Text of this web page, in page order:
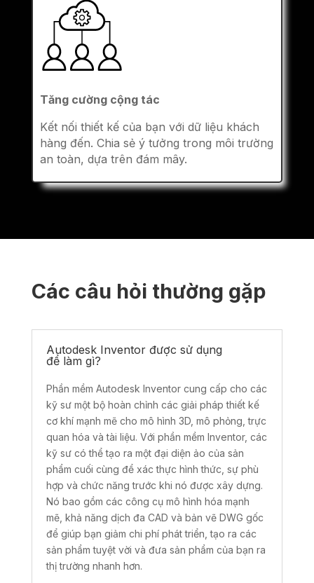
Tăng cường cộng tác
Kết nối thiết kế của bạn với dữ liệu khách
hàng đến. Chia sẻ ý tưởng trong môi trường
an toàn, dựa trên đám mây.
Các câu hỏi thường gặp
Autodesk Inventor được sử dụng
để làm gì?
Phần mềm Autodesk Inventor cung cấp cho các
kỹ sư một bộ hoàn chỉnh các giải pháp thiết kế
cơ khí mạnh mẽ cho mô hình 3D, mô phỏng, trực
quan hóa và tài liệu. Với phần mềm Inventor, các
kỹ sư có thể tạo ra một đại diện ảo của sản
phẩm cuối cùng để xác thực hình thức, sự phù
hợp và chức năng trước khi nó được xây dựng.
Nó bao gồm các công cụ mô hình hóa mạnh
mẽ, khả năng dịch đa CAD và bản vẽ DWG gốc
để giúp bạn giảm chi phí phát triển, tạo ra các
sản phẩm tuyệt vời và đưa sản phẩm của bạn ra
thị trường nhanh hơn.